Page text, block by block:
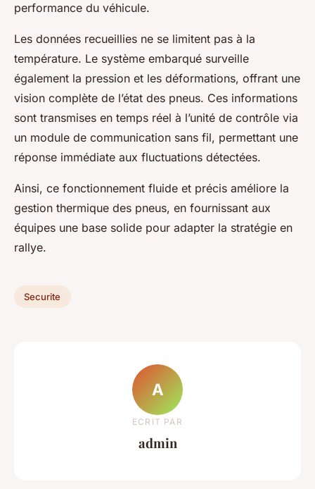
performance du véhicule.
Les données recueillies ne se limitent pas à la
température. Le système embarqué surveille
également la pression et les déformations, offrant une
vision complète de l’état des pneus. Ces informations
sont transmises en temps réel à l’unité de contrôle via
un module de communication sans fil, permettant une
réponse immédiate aux fluctuations détectées.
Ainsi, ce fonctionnement fluide et précis améliore la
gestion thermique des pneus, en fournissant aux
équipes une base solide pour adapter la stratégie en
rallye.
Securite
A
ECRIT PAR
admin